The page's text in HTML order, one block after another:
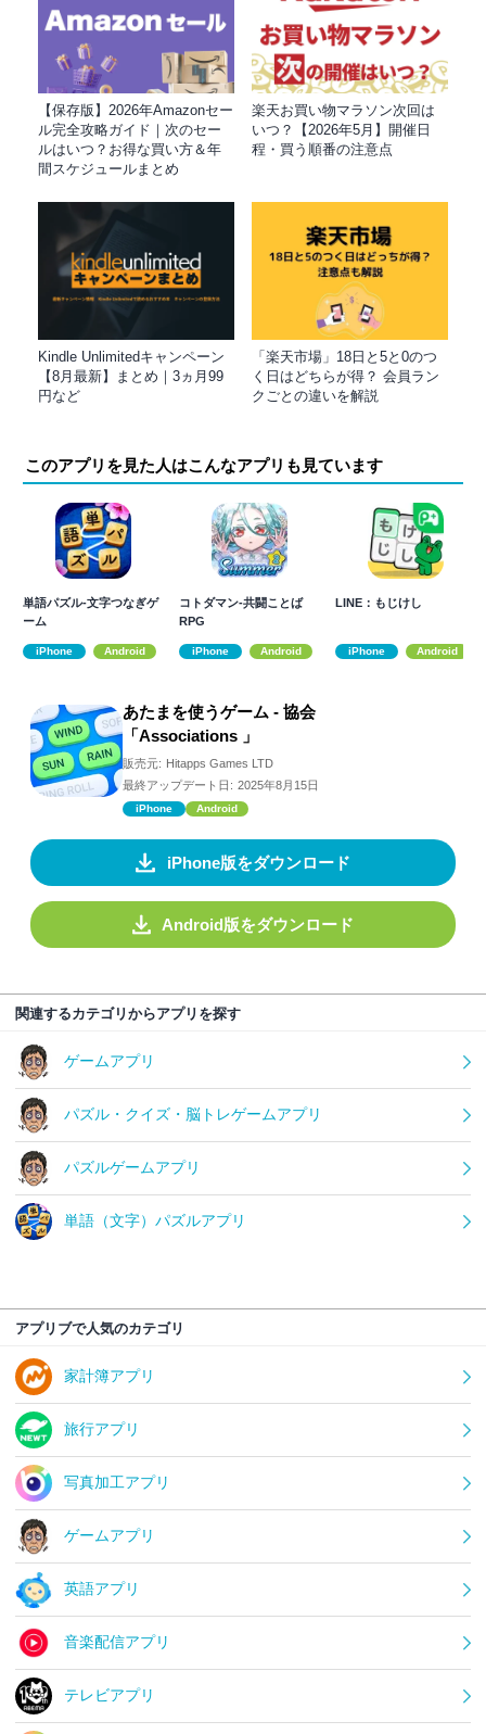
【保存版】2026年Amazonセー
ル完全攻略ガイド｜次のセー
ルはいつ？お得な買い方＆年
間スケジュールまとめ
楽天お買い物マラソン次回は
いつ？【2026年5月】開催日
程・買う順番の注意点
Kindle Unlimitedキャンペーン
【8月最新】まとめ｜3ヵ月99
円など
「楽天市場」18日と5と0のつ
く日はどちらが得？ 会員ラン
クごとの違いを解説
このアプリを見た人はこんなアプリも見ています
単語パズル-文字つなぎゲ
ーム
iPhone Android
コトダマン-共闘ことば
RPG
iPhone Android
LINE：もじけし
iPhone Android
あたまを使うゲーム - 協会
「Associations 」
販売元: Hitapps Games LTD
最終アップデート日: 2025年8月15日
iPhone Android
iPhone版をダウンロード
Android版をダウンロード
関連するカテゴリからアプリを探す
ゲームアプリ
パズル・クイズ・脳トレゲームアプリ
パズルゲームアプリ
単語（文字）パズルアプリ
アプリブで人気のカテゴリ
家計簿アプリ
旅行アプリ
写真加工アプリ
ゲームアプリ
英語アプリ
音楽配信アプリ
テレビアプリ